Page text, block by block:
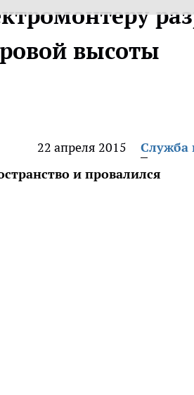
высоты
22 апреля 2015
Служба
и провалился